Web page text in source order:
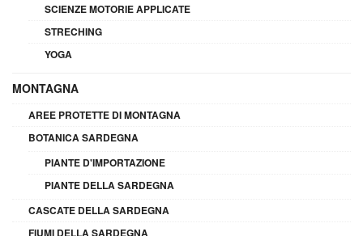
SCIENZE MOTORIE APPLICATE
STRECHING
YOGA
MONTAGNA
AREE PROTETTE DI MONTAGNA
BOTANICA SARDEGNA
PIANTE D'IMPORTAZIONE
PIANTE DELLA SARDEGNA
CASCATE DELLA SARDEGNA
FIUMI DELLA SARDEGNA